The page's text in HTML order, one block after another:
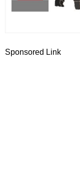
Sponsored Link